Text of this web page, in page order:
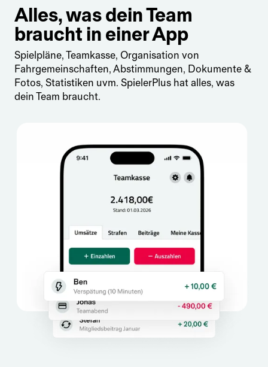
Alles, was dein Team
braucht in einer App
Spielpläne, Teamkasse, Organisation von
Fahrgemeinschaften, Abstimmungen, Dokumente &
Fotos, Statistiken uvm. SpielerPlus hat alles, was
dein Team braucht.